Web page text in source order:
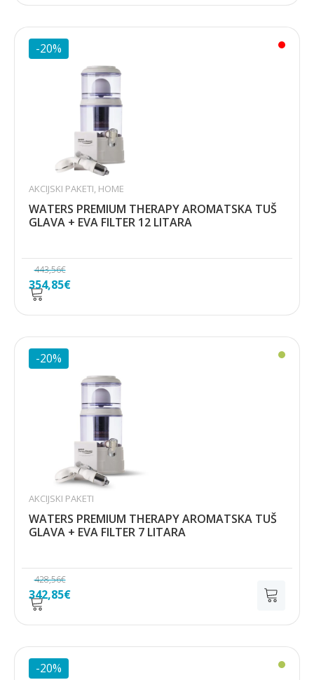
bila
je:
444,49€.
je:
355,59€.
-20%
443,56€
Izvorna
cijena
bila
je:
443,56€.
354,85€Trenutna
je:
354,85€.
AKCIJSKI PAKETI HOME
WATERS PREMIUM THERAPY AROMATSKA TUŠ
GLAVA + EVA FILTER 12 LITARA
-20%
428,56€
Izvorna
cijena
bila
je:
428,56€.
342,85€Trenutna
je:
342,85€.
AKCIJSKI PAKETI
WATERS PREMIUM THERAPY AROMATSKA TUŠ
GLAVA + EVA FILTER 7 LITARA
-20%